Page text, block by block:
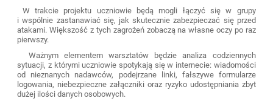
W trakcie projektu uczniowie będą mogli łączyć się w grupy
i wspólnie zastanawiać się, jak skutecznie zabezpieczać się przed
atakami. Większość z tych zagrożeń zobaczą na własne oczy po raz
pierwszy.
Ważnym elementem warsztatów będzie analiza codziennych
sytuacji, z którymi uczniowie spotykają się w internecie: wiadomości
od nieznanych nadawców, podejrzane linki, fałszywe formularze
logowania, niebezpieczne załączniki oraz ryzyko udostępniania zbyt
dużej ilości danych osobowych.